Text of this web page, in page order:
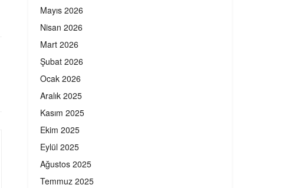
Mayıs 2026
Nisan 2026
Mart 2026
Şubat 2026
Ocak 2026
Aralık 2025
Kasım 2025
Ekim 2025
Eylül 2025
Ağustos 2025
Temmuz 2025